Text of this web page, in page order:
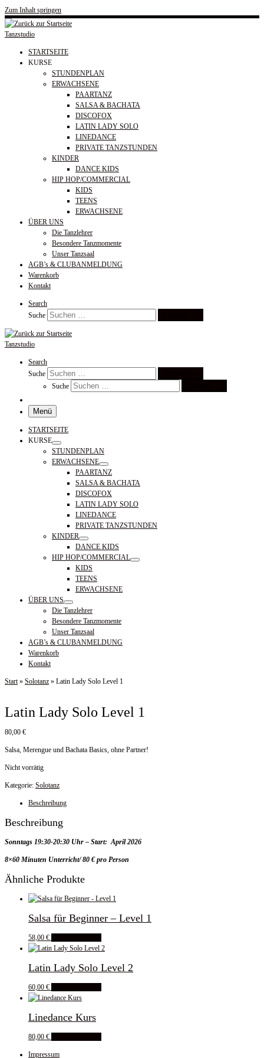
Zum Inhalt springen
Tanzstudio
STARTSEITE
KURSE
STUNDENPLAN
ERWACHSENE
PAARTANZ
SALSA & BACHATA
DISCOFOX
LATIN LADY SOLO
LINEDANCE
PRIVATE TANZSTUNDEN
KINDER
DANCE KIDS
HIP HOP/COMMERCIAL
KIDS
TEENS
ERWACHSENE
ÜBER UNS
Die Tanzlehrer
Besondere Tanzmomente
Unser Tanzsaal
AGB’s & CLUBANMELDUNG
Warenkorb
Kontakt
Search
Suche
Tanzstudio
Search
Suche
Suche
Menü
STARTSEITE
KURSE
STUNDENPLAN
ERWACHSENE
PAARTANZ
SALSA & BACHATA
DISCOFOX
LATIN LADY SOLO
LINEDANCE
PRIVATE TANZSTUNDEN
KINDER
DANCE KIDS
HIP HOP/COMMERCIAL
KIDS
TEENS
ERWACHSENE
ÜBER UNS
Die Tanzlehrer
Besondere Tanzmomente
Unser Tanzsaal
AGB’s & CLUBANMELDUNG
Warenkorb
Kontakt
Start » Solotanz » Latin Lady Solo Level 1
Latin Lady Solo Level 1
80,00 €
Salsa, Merengue und Bachata Basics, ohne Partner!
Nicht vorrätig
Kategorie: Solotanz
Beschreibung
Beschreibung
Sonntags 19:30-20:30 Uhr – Start: April 2026
8×60 Minuten Unterricht/ 80 € pro Person
Ähnliche Produkte
Salsa für Beginner – Level 1
58,00 €
Latin Lady Solo Level 2
60,00 €
Linedance Kurs
80,00 €
Impressum